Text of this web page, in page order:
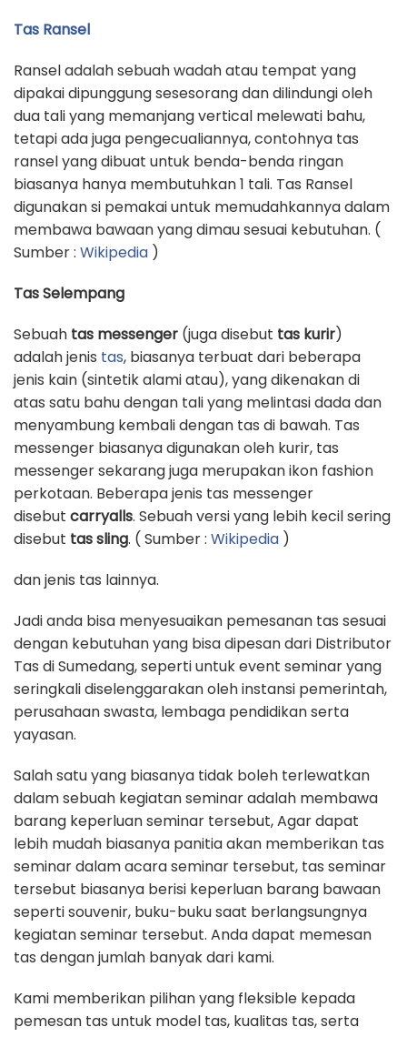
Tas Ransel
Ransel adalah sebuah wadah atau tempat yang
dipakai dipunggung sesesorang dan dilindungi oleh
dua tali yang memanjang vertical melewati bahu,
tetapi ada juga pengecualiannya, contohnya tas
ransel yang dibuat untuk benda-benda ringan
biasanya hanya membutuhkan 1 tali. Tas Ransel
digunakan si pemakai untuk memudahkannya dalam
membawa bawaan yang dimau sesuai kebutuhan. (
Sumber : Wikipedia )
Tas Selempang
Sebuah tas messenger (juga disebut tas kurir)
adalah jenis tas, biasanya terbuat dari beberapa
jenis kain (sintetik alami atau), yang dikenakan di
atas satu bahu dengan tali yang melintasi dada dan
menyambung kembali dengan tas di bawah. Tas
messenger biasanya digunakan oleh kurir, tas
messenger sekarang juga merupakan ikon fashion
perkotaan. Beberapa jenis tas messenger
disebut carryalls. Sebuah versi yang lebih kecil sering
disebut tas sling. ( Sumber : Wikipedia )
dan jenis tas lainnya.
Jadi anda bisa menyesuaikan pemesanan tas sesuai
dengan kebutuhan yang bisa dipesan dari Distributor
Tas di Sumedang, seperti untuk event seminar yang
seringkali diselenggarakan oleh instansi pemerintah,
perusahaan swasta, lembaga pendidikan serta
yayasan.
Salah satu yang biasanya tidak boleh terlewatkan
dalam sebuah kegiatan seminar adalah membawa
barang keperluan seminar tersebut, Agar dapat
lebih mudah biasanya panitia akan memberikan tas
seminar dalam acara seminar tersebut, tas seminar
tersebut biasanya berisi keperluan barang bawaan
seperti souvenir, buku-buku saat berlangsungnya
kegiatan seminar tersebut. Anda dapat memesan
tas dengan jumlah banyak dari kami.
Kami memberikan pilihan yang fleksible kepada
pemesan tas untuk model tas, kualitas tas, serta